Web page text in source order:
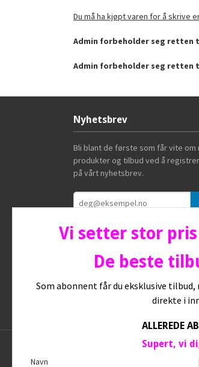
Du må ha kjøpt varen for å skrive
Admin forbeholder seg retten
Admin forbeholder seg retten
Nyhetsbrev
Bli blant de første som får vite om
produkter og tilbud ved å
på vårt nyhetsbrev.
Vi setter stor
De beste
Som abonnent får du eksklusive
direkte i
ALLEREDE
Supert, vi
Navn